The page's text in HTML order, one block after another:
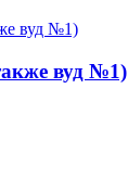
вуд №1)